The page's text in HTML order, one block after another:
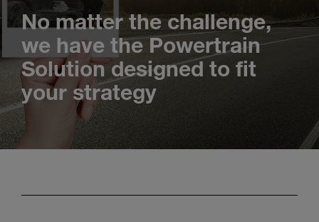
No matter the challenge,
we have the Powertrain
Solution designed to fit
your strategy